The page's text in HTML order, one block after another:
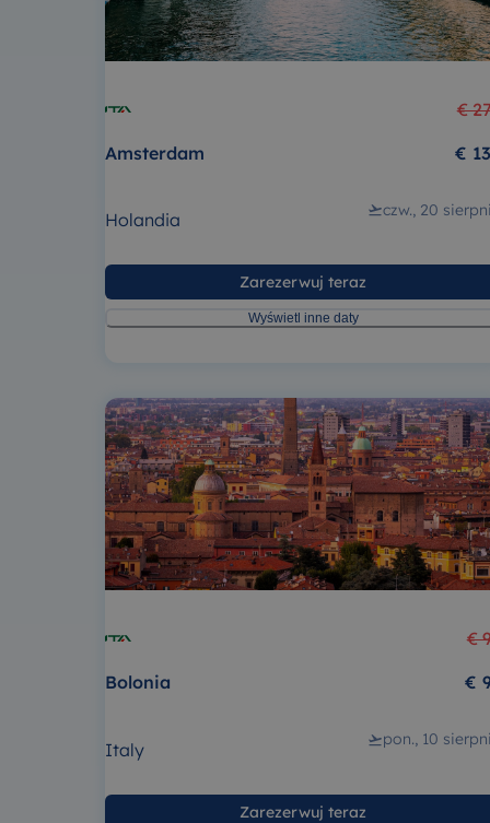
€
Amsterdam
€
Holandia czw., 20
Zarezerwuj teraz
Wyświetl inne daty
€
Bolonia
€
Italy pon., 10
Zarezerwuj teraz